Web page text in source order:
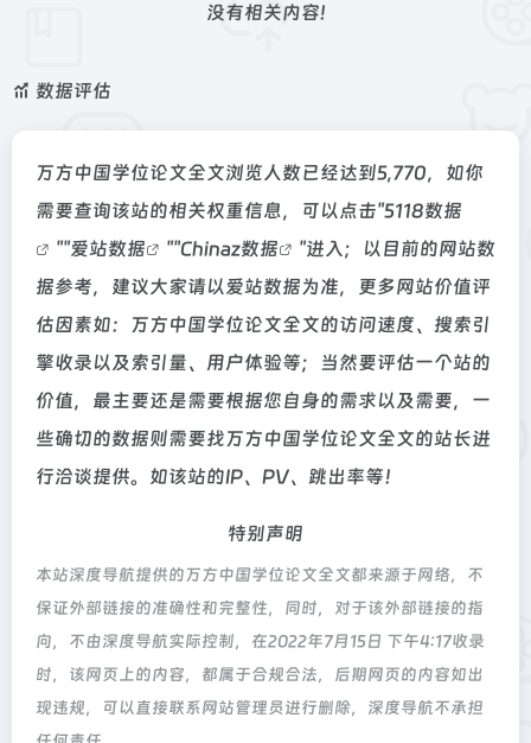
没有相关内容!
数据评估
万方中国学位论文全文浏览人数已经达到5,770，如你
需要查询该站的相关权重信息，可以点击"5118数据
""爱站数据 ""Chinaz数据
"进入；以目前的网站数
据参考，建议大家请以爱站数据为准，更多网站价值评
估因素如：万方中国学位论文全文的访问速度、搜索引
擎收录以及索引量、用户体验等；当然要评估一个站的
价值，最主要还是需要根据您自身的需求以及需要，一
些确切的数据则需要找万方中国学位论文全文的站长进
行洽谈提供。如该站的IP、PV、跳出率等！
特别声明
本站深度导航提供的万方中国学位论文全文都来源于网络，不
保证外部链接的准确性和完整性，同时，对于该外部链接的指
向，不由深度导航实际控制，在2022年7月15日 下午4:17收录
时，该网页上的内容，都属于合规合法，后期网页的内容如出
现违规，可以直接联系网站管理员进行删除，深度导航不承担